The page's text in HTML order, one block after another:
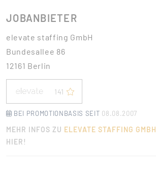
JOBANBIETER
elevate staffing GmbH
Bundesallee 86
12161 Berlin
141
BEI PROMOTIONBASIS SEIT 08.08.2007
MEHR INFOS ZU ELEVATE STAFFING GMBH
HIER!